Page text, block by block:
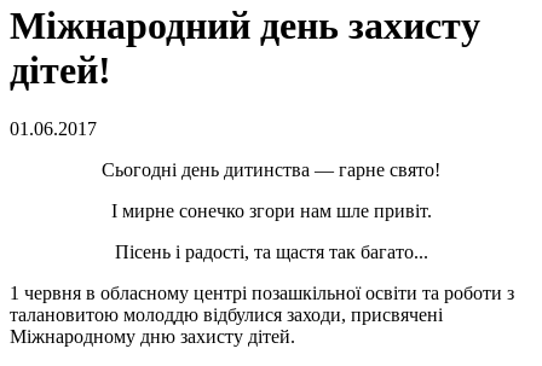
Міжнародний день захисту
дітей!
01.06.2017
Сьогодні день дитинства — гарне свято!
І мирне сонечко згори нам шле привіт.
Пісень і радості, та щастя так багато...
1 червня в обласному центрі позашкільної освіти та роботи з
талановитою молоддю відбулися заходи, присвячені
Міжнародному дню захисту дітей.